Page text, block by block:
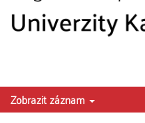
Zobrazit záznam